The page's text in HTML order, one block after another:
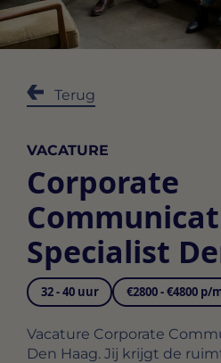
Terug
VACATURE
Corporate
Specialist
32 - 40 uur €2800 - €4800 p/
Vacature Corporate
Den Haag. Jij krijgt de